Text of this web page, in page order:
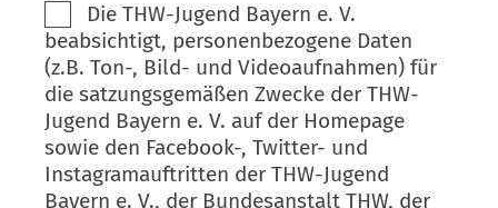
Die THW-Jugend Bayern e. V.
beabsichtigt, personenbezogene Daten
(z.B. Ton-, Bild- und Videoaufnahmen) für
die satzungsgemäßen Zwecke der THW-
Jugend Bayern e. V. auf der Homepage
sowie den Facebook-, Twitter- und
Instagramauftritten der THW-Jugend
Bayern e. V., der Bundesanstalt THW, der